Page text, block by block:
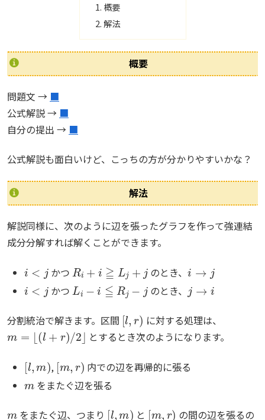
概要
解法
概要
問題文 → ■
公式解説 → ■
自分の提出 → ■
公式解説も面白いけど、こっちの方が分かりやすいかな？
解法
解説同様に、次のように辺を張ったグラフを作って強連結
成分分解すれば解くことができます。
かつ のとき、
i< j
かつ
Li− i ≦ Rj −j
のとき、
j→ i
分割統治で解きます。区間
[ )
に対する処理は、
m=⌊(l+r )/2⌋
とするとき次のようになります。
, 内での辺を再帰的に張る
m
をまたぐ辺を張る
をまたぐ辺、つまり
[ )
と
[ )
の間の辺を張るの